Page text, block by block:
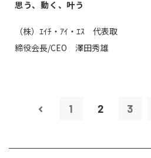
思う、動く、叶う
（株）ｴｲﾁ・ｱｲ・ｴｽ 代表取
締役会長/CEO 澤田秀雄
1 2 3